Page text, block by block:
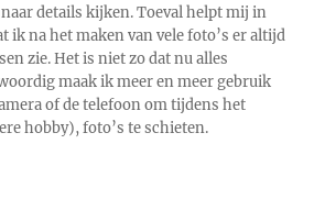
naar details kijken. Toeval helpt mij in
ik na het maken van vele foto’s er altijd
zie. Het is niet zo dat nu alles
maak ik meer en meer gebruik
of de telefoon om tijdens het
hobby), foto’s te schieten.